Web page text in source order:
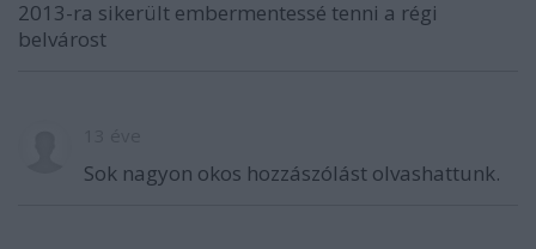
2013-ra sikerült embermentessé tenni a régi
belvárost
Sok nagyon okos hozzászólást olvashattunk.